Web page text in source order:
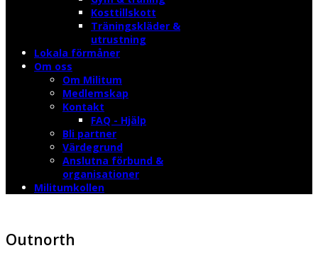
Kosttillskott
Träningskläder &
utrustning
Lokala förmåner
Om oss
Om Militum
Medlemskap
Kontakt
FAQ - Hjälp
Bli partner
Värdegrund
Anslutna förbund &
organisationer
Militumkollen
Outnorth